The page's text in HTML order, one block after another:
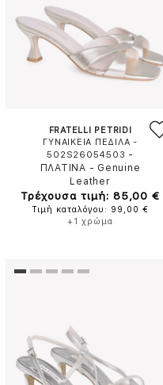
FRATELLI PETRIDI
ΓΥΝΑΙΚΕΙΑ ΠΕΔΙΛΑ -
502S26054503 -
ΠΛΑΤΙΝΑ - Genuine
Leather
Τρέχουσα τιμή: 85,00 €
Τιμή καταλόγου: 99,00 €
+1 χρώμα